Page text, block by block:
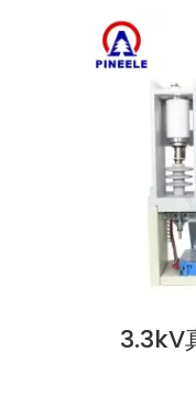
今すぐ見る
3.3kV